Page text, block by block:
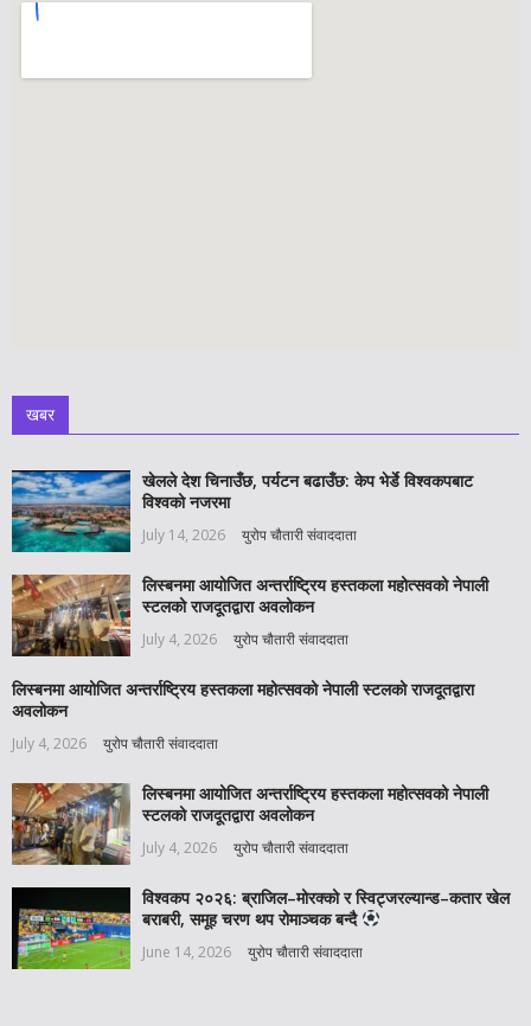
खबर
खेलले देश चिनाउँछ, पर्यटन बढाउँछ: केप भेर्डे विश्वकपबाट
विश्वको नजरमा
July 14, 2026 युरोप चौतारी संवाददाता
लिस्बनमा आयोजित अन्तर्राष्ट्रिय हस्तकला महोत्सवको नेपाली
स्टलको राजदूतद्वारा अवलोकन
July 4, 2026 युरोप चौतारी संवाददाता
लिस्बनमा आयोजित अन्तर्राष्ट्रिय हस्तकला महोत्सवको नेपाली स्टलको राजदूतद्वारा
अवलोकन
July 4, 2026 युरोप चौतारी संवाददाता
लिस्बनमा आयोजित अन्तर्राष्ट्रिय हस्तकला महोत्सवको नेपाली
स्टलको राजदूतद्वारा अवलोकन
July 4, 2026 युरोप चौतारी संवाददाता
विश्वकप २०२६: ब्राजिल–मोरक्को र स्विट्जरल्यान्ड–कतार खेल
बराबरी, समूह चरण थप रोमाञ्चक बन्दै
June 14, 2026 युरोप चौतारी संवाददाता